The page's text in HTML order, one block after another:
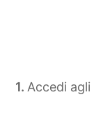
Accedi agli